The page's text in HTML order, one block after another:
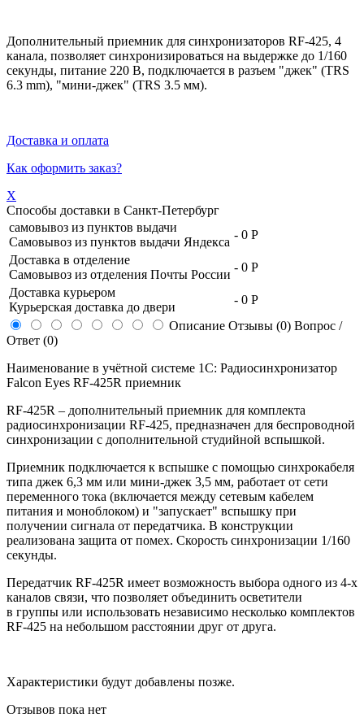
Дополнительный приемник для синхронизаторов RF-425, 4
канала, позволяет синхронизироваться на выдержке до 1/160
секунды, питание 220 В, подключается в разъем "джек" (TRS
6.3 mm), "мини-джек" (TRS 3.5 мм).
Доставка и оплата
Как оформить заказ?
X
Способы доставки в Санкт-Петербург
самовывоз из пунктов выдачи
Самовывоз из пунктов выдачи Яндекса
- 0 Р
Доставка в отделение
Самовывоз из отделения Почты России
- 0 Р
Доставка курьером
Курьерская доставка до двери
- 0 Р
Описание Отзывы (0) Вопрос /
Ответ (0)
Наименование в учётной системе 1С: Радиосинхронизатор
Falcon Eyes RF-425R приемник
RF-425R – дополнительный приемник для комплекта
радиосинхронизации RF-425, предназначен для беспроводной
синхронизации с дополнительной студийной вспышкой.
Приемник подключается к вспышке с помощью синхрокабеля
типа джек 6,3 мм или мини-джек 3,5 мм, работает от сети
переменного тока (включается между сетевым кабелем
питания и моноблоком) и "запускает" вспышку при
получении сигнала от передатчика. В конструкции
реализована защита от помех. Скорость синхронизации 1/160
секунды.
Передатчик RF-425R имеет возможность выбора одного из 4-х
каналов связи, что позволяет объединить осветители
в группы или использовать независимо несколько комплектов
RF-425 на небольшом расстоянии друг от друга.
Характеристики будут добавлены позже.
Отзывов пока нет